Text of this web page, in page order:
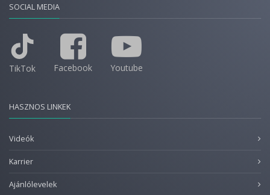
SOCIAL MEDIA
TikTok Facebook Youtube
HASZNOS LINKEK
Videók
Karrier
Ajánlólevelek